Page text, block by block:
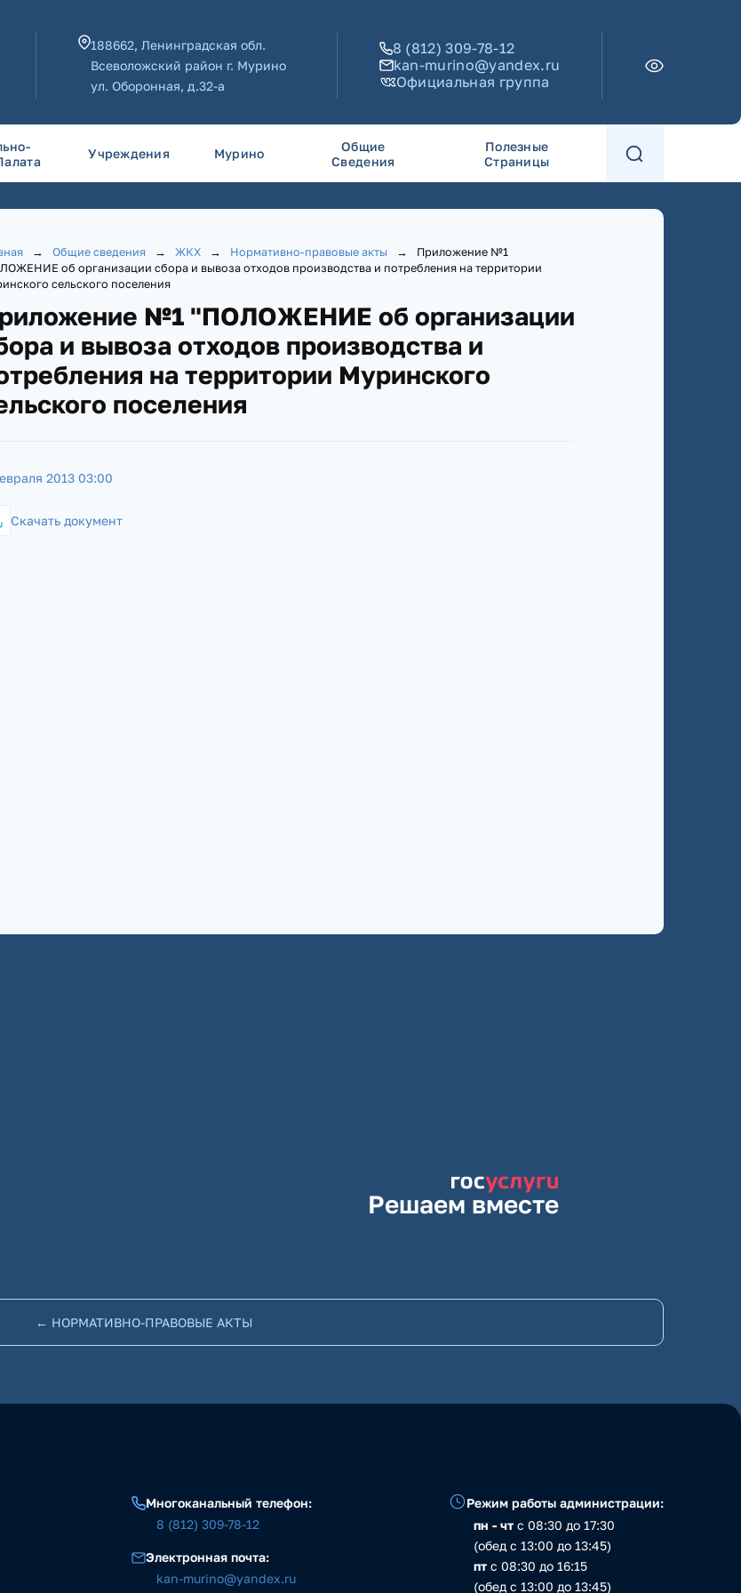
188662, Ленинградская обл.
Всеволожский район г. Мурино
ул. Оборонная, д.32-а
8 (812) 309-78-12
kan-murino@yandex.ru
Официальная группа
Учреждения Мурино
Общие
Сведения
Полезные
Страницы
→ Общие сведения → ЖКХ → Нормативно-правовые акты →
Приложение №1
об организации сбора и вывоза отходов производства и потребления на территории
сельского поселения
№1 "ПОЛОЖЕНИЕ об организации
и вывоза отходов производства и
на территории Муринского
поселения
2013 03:00
Скачать документ
Решаем вместе
← НОРМАТИВНО-ПРАВОВЫЕ АКТЫ
Многоканальный телефон:
8 (812) 309-78-12
Электронная почта:
kan-murino@yandex.ru
Режим работы администрации:
пн - чт с 08:30 до 17:30
(обед с 13:00 до 13:45)
пт с 08:30 до 16:15
(обед с 13:00 до 13:45)